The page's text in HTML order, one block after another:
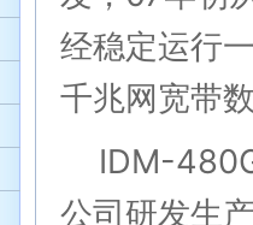
经稳定运行
千兆网宽带
IDM-
公司研发生